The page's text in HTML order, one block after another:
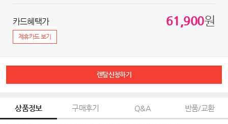
카드혜택가 61,900원
제휴카드 보기
렌탈신청하기
상품정보 구매후기 Q&A 반품/교환